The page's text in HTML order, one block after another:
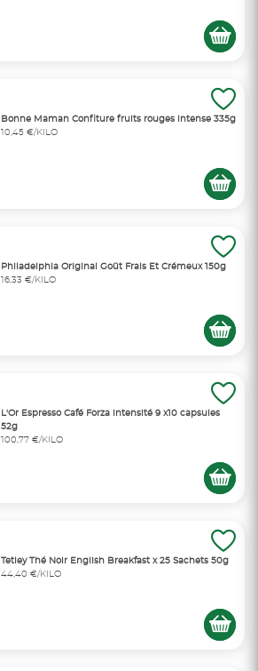
Bonne Maman Confiture fruits rouges intense 335g
10,45 €/KILO
Philadelphia Original Goût Frais Et Crémeux 150g
16,33 €/KILO
L'Or Espresso Café Forza intensité 9 x10 capsules
52g
100,77 €/KILO
Tetley Thé Noir English Breakfast x 25 Sachets 50g
44,40 €/KILO